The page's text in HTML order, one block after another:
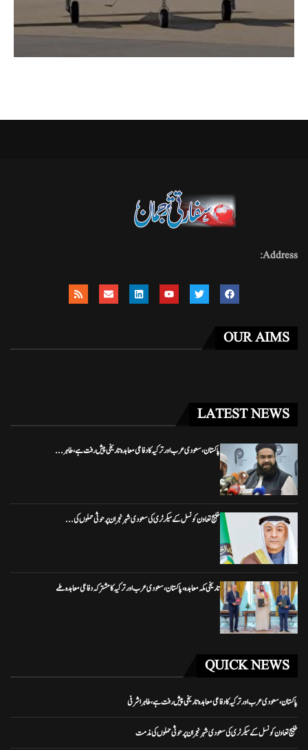
Address:
OUR AIMS
LATEST NEWS
پاکستان، سعودی عرب اور ترکیہ کا دفاعی معاہدہ تاریخی پیش رفت ہے، طاہر...
خلیج تعاون کونسل کے سیکرٹری کی سعودی شہر نجران پر حوثی حملوں کی...
تاریخی مکہ معاہدہ، پاکستان، سعودی عرب اور ترکیہ کا مشترکہ دفاعی معاہدہ طے
QUICK NEWS
پاکستان، سعودی عرب اور ترکیہ کا دفاعی معاہدہ تاریخی پیش رفت ہے، طاہر اشرفی
خلیج تعاون کونسل کے سیکرٹری کی سعودی شہر نجران پر حوثی حملوں کی مذمت